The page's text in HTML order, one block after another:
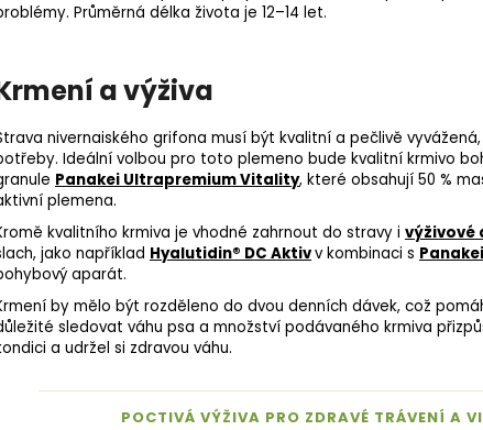
Průměrná délka života je 12–14 let.
a výživa
nivernaiského grifona musí být kvalitní a pečlivě
Ideální volbou pro toto plemeno bude kvalitní krmivo
Panakei Ultrapremium Vitality, které obsahují 50 %
plemena.
kvalitního krmiva je vhodné zahrnout do stravy i výživové
jako například Hyalutidin® DC Aktivv kombinaci s
aparát.
by mělo být rozděleno do dvou denních dávek, což
sledovat váhu psa a množství podávaného krmiva
a udržel si zdravou váhu.